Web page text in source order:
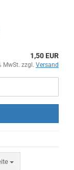
1,50 EUR
MwSt. zzgl. Versand